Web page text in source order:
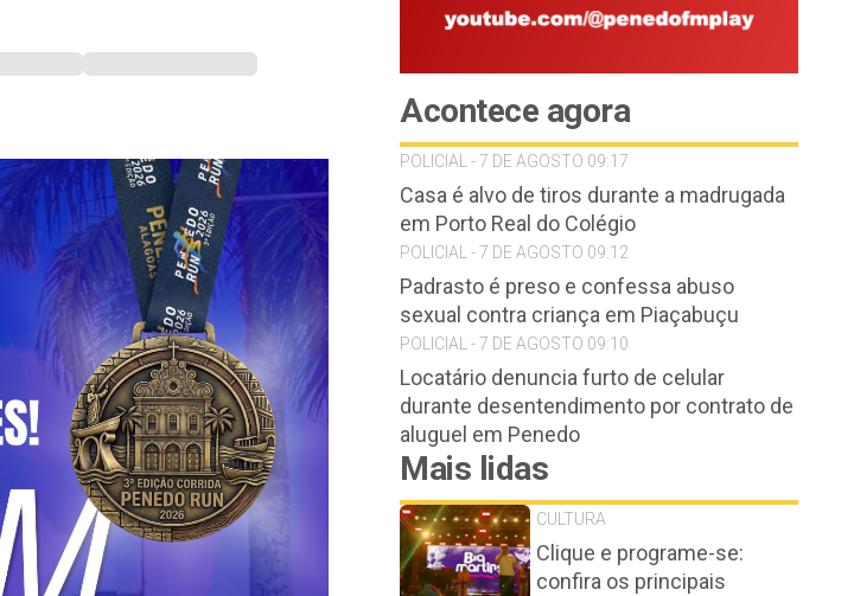
Acontece agora
POLICIAL - 7 DE AGOSTO 09:17
Casa é alvo de tiros durante a madrugada
em Porto Real do Colégio
POLICIAL - 7 DE AGOSTO 09:12
Padrasto é preso e confessa abuso
sexual contra criança em Piaçabuçu
POLICIAL - 7 DE AGOSTO 09:10
Locatário denuncia furto de celular
durante desentendimento por contrato de
aluguel em Penedo
Mais lidas
CULTURA
Clique e programe-se:
confira os principais